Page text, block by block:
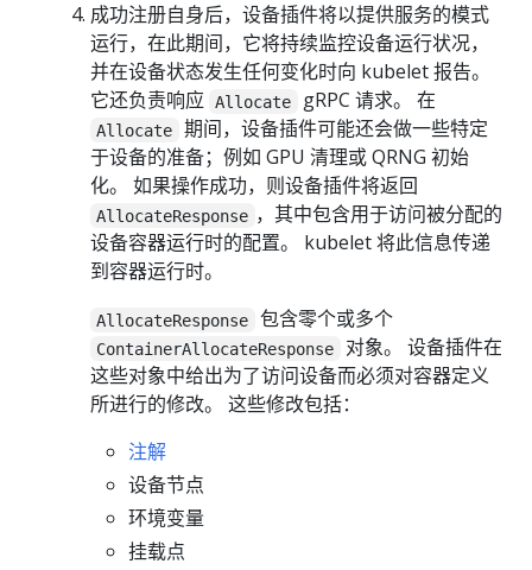
成功注册自身后，设备插件将以提供服务的模式
运行，在此期间，它将持续监控设备运行状况，
并在设备状态发生任何变化时向 kubelet 报告。
它还负责响应
Allocate gRPC 请求。 在
Allocate
期间，设备插件可能还会做一些特定
于设备的准备；例如 GPU 清理或 QRNG 初始
化。 如果操作成功，则设备插件将返回
AllocateResponse ，其中包含用于访问被分配的
设备容器运行时的配置。 kubelet 将此信息传递
到容器运行时。
AllocateResponse 包含零个或多个
ContainerAllocateResponse
对象。 设备插件在
这些对象中给出为了访问设备而必须对容器定义
所进行的修改。 这些修改包括：
注解
设备节点
环境变量
挂载点